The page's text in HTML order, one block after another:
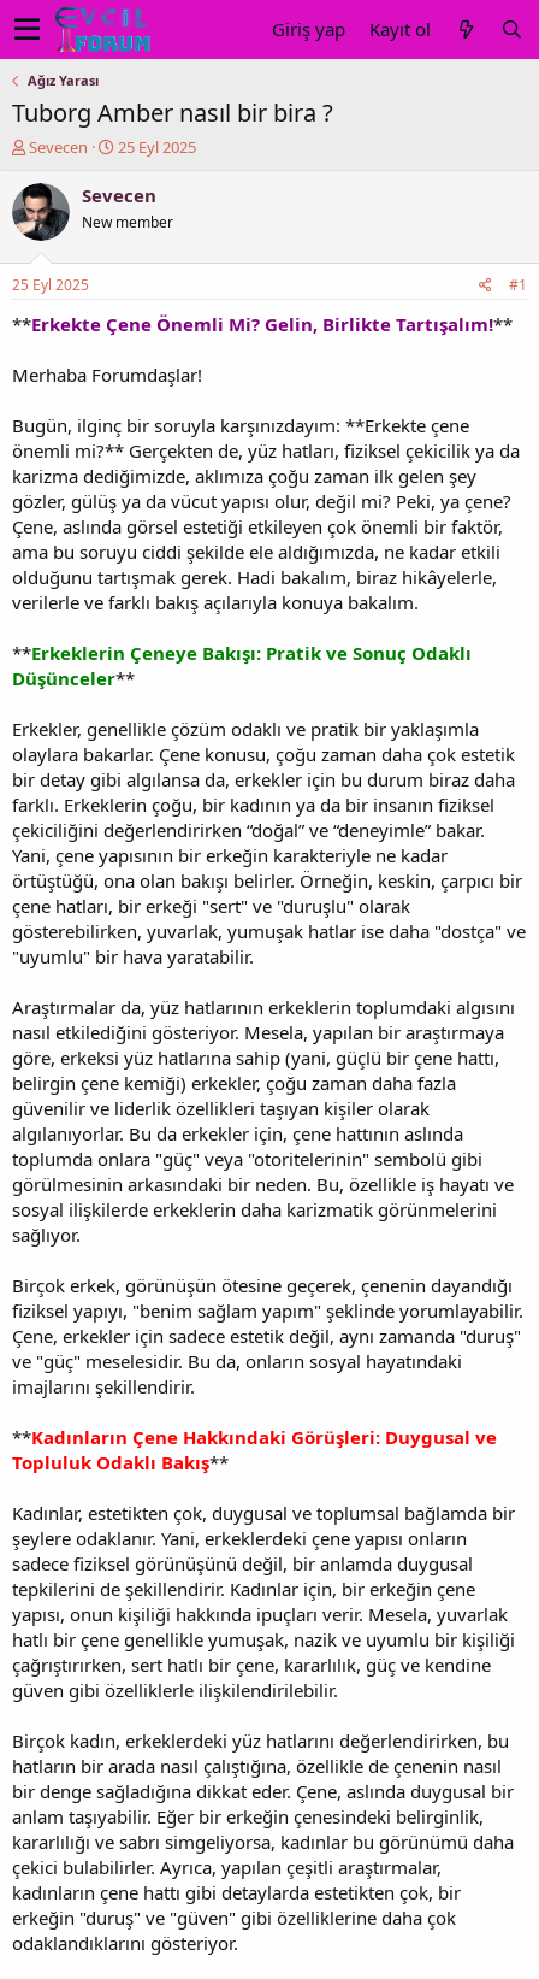
Giriş yap Kayıt ol
Ağız Yarası
Tuborg Amber nasıl bir bira ?
K
n
u
y
b
a
ş
t
n
Sevecen
B
ş
a
ç
r
h
i
25 Eyl 2025
Sevecen
New member
25 Eyl 2025 #1
**Erkekte Çene Önemli Mi? Gelin, Birlikte Tartışalım!**
Merhaba Forumdaşlar!
Bugün, ilginç bir soruyla karşınızdayım: **Erkekte çene
önemli mi?** Gerçekten de, yüz hatları, fiziksel çekicilik ya da
karizma dediğimizde, aklımıza çoğu zaman ilk gelen şey
gözler, gülüş ya da vücut yapısı olur, değil mi? Peki, ya çene?
Çene, aslında görsel estetiği etkileyen çok önemli bir faktör,
ama bu soruyu ciddi şekilde ele aldığımızda, ne kadar etkili
olduğunu tartışmak gerek. Hadi bakalım, biraz hikâyelerle,
verilerle ve farklı bakış açılarıyla konuya bakalım.
**Erkeklerin Çeneye Bakışı: Pratik ve Sonuç Odaklı
Düşünceler**
Erkekler, genellikle çözüm odaklı ve pratik bir yaklaşımla
olaylara bakarlar. Çene konusu, çoğu zaman daha çok estetik
bir detay gibi algılansa da, erkekler için bu durum biraz daha
farklı. Erkeklerin çoğu, bir kadının ya da bir insanın fiziksel
çekiciliğini değerlendirirken “doğal” ve “deneyimle” bakar.
Yani, çene yapısının bir erkeğin karakteriyle ne kadar
örtüştüğü, ona olan bakışı belirler. Örneğin, keskin, çarpıcı bir
çene hatları, bir erkeği "sert" ve "duruşlu" olarak
gösterebilirken, yuvarlak, yumuşak hatlar ise daha "dostça" ve
"uyumlu" bir hava yaratabilir.
Araştırmalar da, yüz hatlarının erkeklerin toplumdaki algısını
nasıl etkilediğini gösteriyor. Mesela, yapılan bir araştırmaya
göre, erkeksi yüz hatlarına sahip (yani, güçlü bir çene hattı,
belirgin çene kemiği) erkekler, çoğu zaman daha fazla
güvenilir ve liderlik özellikleri taşıyan kişiler olarak
algılanıyorlar. Bu da erkekler için, çene hattının aslında
toplumda onlara "güç" veya "otoritelerinin" sembolü gibi
görülmesinin arkasındaki bir neden. Bu, özellikle iş hayatı ve
sosyal ilişkilerde erkeklerin daha karizmatik görünmelerini
sağlıyor.
Birçok erkek, görünüşün ötesine geçerek, çenenin dayandığı
fiziksel yapıyı, "benim sağlam yapım" şeklinde yorumlayabilir.
Çene, erkekler için sadece estetik değil, aynı zamanda "duruş"
ve "güç" meselesidir. Bu da, onların sosyal hayatındaki
imajlarını şekillendirir.
**Kadınların Çene Hakkındaki Görüşleri: Duygusal ve
Topluluk Odaklı Bakış**
Kadınlar, estetikten çok, duygusal ve toplumsal bağlamda bir
şeylere odaklanır. Yani, erkeklerdeki çene yapısı onların
sadece fiziksel görünüşünü değil, bir anlamda duygusal
tepkilerini de şekillendirir. Kadınlar için, bir erkeğin çene
yapısı, onun kişiliği hakkında ipuçları verir. Mesela, yuvarlak
hatlı bir çene genellikle yumuşak, nazik ve uyumlu bir kişiliği
çağrıştırırken, sert hatlı bir çene, kararlılık, güç ve kendine
güven gibi özelliklerle ilişkilendirilebilir.
Birçok kadın, erkeklerdeki yüz hatlarını değerlendirirken, bu
hatların bir arada nasıl çalıştığına, özellikle de çenenin nasıl
bir denge sağladığına dikkat eder. Çene, aslında duygusal bir
anlam taşıyabilir. Eğer bir erkeğin çenesindeki belirginlik,
kararlılığı ve sabrı simgeliyorsa, kadınlar bu görünümü daha
çekici bulabilirler. Ayrıca, yapılan çeşitli araştırmalar,
kadınların çene hattı gibi detaylarda estetikten çok, bir
erkeğin "duruş" ve "güven" gibi özelliklerine daha çok
odaklandıklarını gösteriyor.